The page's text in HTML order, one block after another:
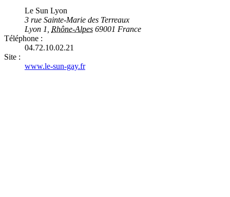
Le Sun Lyon
3 rue Sainte-Marie des Terreaux
Lyon 1
Rhône-Alpes 69001 France
Téléphone :
04.72.10.02.21
Site :
www.le-sun-gay.fr